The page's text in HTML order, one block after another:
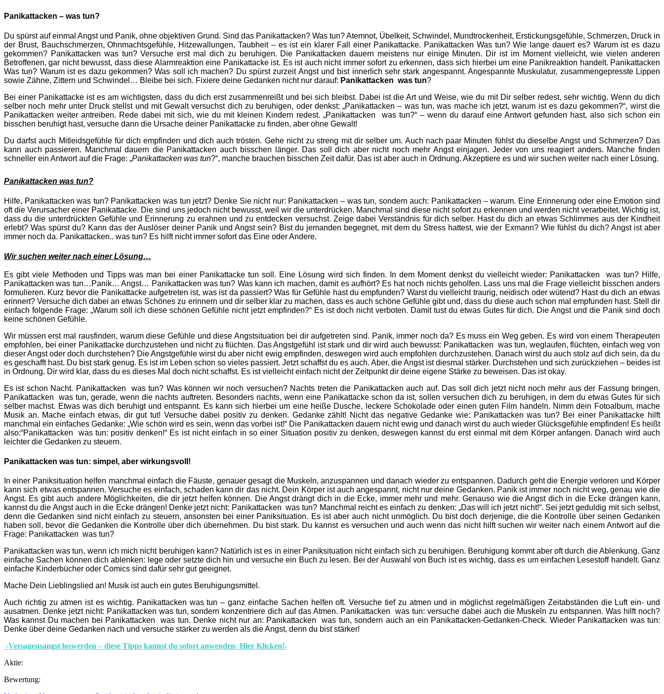
Panikattacken – was tun?
Du spürst auf einmal Angst und Panik, ohne objektiven Grund. Sind das Panikattacken? Was tun? Atemnot, Übelkeit, Schwindel, Mundtrockenheit, Erstickungsgefühle, Schmerzen, Druck in
der Brust, Bauchschmerzen, Ohnmachtsgefühle, Hitzewallungen, Taubheit – es ist ein klarer Fall einer Panikattacke. Panikattacken Was tun? Wie lange dauert es? Warum ist es dazu
gekommen? Panikattacken was tun?Versuche erst mal dich zu beruhigen. Die Panikattacken dauern meistens nur einige Minuten. Dir ist im Moment vielleicht, wie vielen anderen
Betroffenen, gar nicht bewusst, dass diese Alarmreaktion eine Panikattacke ist. Es ist auch nicht immer sofort zu erkennen, dass sich hierbei um eine Panikreaktion handelt. Panikattacken
Was tun? Warum ist es dazu gekommen? Was soll ich machen? Du spürst zurzeit Angst und bist innerlich sehr stark angespannt. Angespannte Muskulatur, zusammengepresste Lippen
sowie Zähne, Zittern und Schwindel… Bleibe bei sich. Fixiere deine Gedanken nicht nur darauf: Panikattacken was tun?
Bei einer Panikattacke ist es am wichtigsten, dass du dich erst zusammenreißt und bei sich bleibst. Dabei ist die Art und Weise, wie du mit Dir selber redest, sehr wichtig. Wenn du dich
selber noch mehr unter Druck stellst und mit Gewalt versuchst dich zu beruhigen, oder denkst: „Panikattacken – was tun, was mache ich jetzt, warum ist es dazu gekommen?“, wirst die
Panikattacken weiter antreiben. Rede dabei mit sich, wie du mit kleinen Kindern redest. „Panikattacken was tun?“ – wenn du darauf eine Antwort gefunden hast, also sich schon ein
bisschen beruhigt hast, versuche dann die Ursache deiner Panikattacke zu finden, aber ohne Gewalt!
Du darfst auch Mitleidsgefühle für dich empfinden und dich auch trösten. Gehe nicht zu streng mit dir selber um. Auch nach paar Minuten fühlst du dieselbe Angst und Schmerzen? Das
kann auch passieren. Manchmal dauern die Panikattacken auch bisschen länger. Das soll dich aber nicht noch mehr Angst einjagen. Jeder von uns reagiert anders. Manche finden
schneller ein Antwort auf die Frage: „Panikattacken was tun?“, manche brauchen bisschen Zeit dafür. Das ist aber auch in Ordnung. Akzeptiere es und wir suchen weiter nach einer Lösung.
Panikattacken was tun?
Hilfe, Panikattacken was tun? Panikattacken was tun jetzt? Denke Sie nicht nur: Panikattacken – was tun, sondern auch: Panikattacken – warum. Eine Erinnerung oder eine Emotion sind
oft die Verursacher einer Panikattacke. Die sind uns jedoch nicht bewusst, weil wir die unterdrücken. Manchmal sind diese nicht sofort zu erkennen und werden nicht verarbeitet. Wichtig ist,
dass du die unterdrückten Gefühle und Erinnerung zu erahnen und zu entdecken versuchst. Zeige dabei Verständnis für dich selber. Hast du dich an etwas Schlimmes aus der Kindheit
erlebt? Was spürst du? Kann das der Auslöser deiner Panik und Angst sein? Bist du jemanden begegnet, mit dem du Stress hattest, wie der Exmann? Wie fühlst du dich? Angst ist aber
immer noch da. Panikattacken.. was tun? Es hilft nicht immer sofort das Eine oder Andere.
Wir suchen weiter nach einer Lösung…
Es gibt viele Methoden und Tipps was man bei einer Panikattacke tun soll. Eine Lösung wird sich finden. In dem Moment denkst du vielleicht wieder: Panikattacken was tun? Hilfe,
Panikattacken was tun…Panik… Angst… Panikattacken was tun? Was kann ich machen, damit es aufhört? Es hat noch nichts geholfen. Lass uns mal die Frage vielleicht bisschen anders
formulieren. Kurz bevor die Panikattacke aufgetreten ist, was ist da passiert? Was für Gefühle hast du empfunden? Warst du vielleicht traurig, neidisch oder wütend? Hast du dich an etwas
erinnert? Versuche dich dabei an etwas Schönes zu erinnern und dir selber klar zu machen, dass es auch schöne Gefühle gibt und, dass du diese auch schon mal empfunden hast. Stell dir
einfach folgende Frage: „Warum soll ich diese schönen Gefühle nicht jetzt empfinden?“ Es ist doch nicht verboten. Damit tust du etwas Gutes für dich. Die Angst und die Panik sind doch
keine schönen Gefühle.
Wir müssen erst mal rausfinden, warum diese Gefühle und diese Angstsituation bei dir aufgetreten sind. Panik, immer noch da? Es muss ein Weg geben. Es wird von einem Therapeuten
empfohlen, bei einer Panikattacke durchzustehen und nicht zu flüchten. Das Angstgefühl ist stark und dir wird auch bewusst: Panikattacken was tun, weglaufen, flüchten, einfach weg von
dieser Angst oder doch durchstehen? Die Angstgefühle wirst du aber nicht ewig empfinden, deswegen wird auch empfohlen durchzustehen. Danach wirst du auch stolz auf dich sein, da du
es geschafft hast. Du bist stark genug. Es ist im Leben schon so vieles passiert. Jetzt schaffst du es auch. Aber, die Angst ist diesmal stärker. Durchstehen und sich zurückziehen – beides ist
in Ordnung. Dir wird klar, dass du es dieses Mal doch nicht schaffst. Es ist vielleicht einfach nicht der Zeitpunkt dir deine eigene Stärke zu beweisen. Das ist okay.
Es ist schon Nacht. Panikattacken was tun? Was können wir noch versuchen? Nachts treten die Panikattacken auch auf. Das soll dich jetzt nicht noch mehr aus der Fassung bringen.
Panikattacken was tun, gerade, wenn die nachts auftreten. Besonders nachts, wenn eine Panikattacke schon da ist, sollen versuchen dich zu beruhigen, in dem du etwas Gutes für sich
selber machst. Etwas was dich beruhigt und entspannt. Es kann sich hierbei um eine heiße Dusche, leckere Schokolade oder einen guten Film handeln. Nimm dein Fotoalbum, mache
Musik an. Mache einfach etwas, dir gut tut! Versuche dabei positiv zu denken. Gedanke zählt! Nicht das negative Gedanke wie: Panikattacken was tun? Bei einer Panikattacke hilft
manchmal ein einfaches Gedanke: „Wie schön wird es sein, wenn das vorbei ist!“ Die Panikattacken dauern nicht ewig und danach wirst du auch wieder Glücksgefühle empfinden! Es heißt
also:“Panikattacken was tun: positiv denken!“ Es ist nicht einfach in so einer Situation positiv zu denken, deswegen kannst du erst einmal mit dem Körper anfangen. Danach wird auch
leichter die Gedanken zu steuern.
Panikattacken was tun: simpel, aber wirkungsvoll!
In einer Paniksituation helfen manchmal einfach die Fäuste, genauer gesagt die Muskeln, anzuspannen und danach wieder zu entspannen. Dadurch geht die Energie verloren und Körper
kann sich etwas entspannen. Versuche es einfach, schaden kann dir das nicht. Dein Körper ist auch angespannt, nicht nur deine Gedanken. Panik ist immer noch nicht weg, genau wie die
Angst. Es gibt auch andere Möglichkeiten, die dir jetzt helfen können. Die Angst drängt dich in die Ecke, immer mehr und mehr. Genauso wie die Angst dich in die Ecke drängen kann,
kannst du die Angst auch in die Ecke drängen! Denke jetzt nicht: Panikattacken was tun? Manchmal reicht es einfach zu denken: „Das will ich jetzt nicht!“. Sei jetzt geduldig mit sich selbst,
denn die Gedanken sind nicht einfach zu steuern, ansonsten bei einer Paniksituation. Es ist aber auch nicht unmöglich. Du bist doch derjenige, die die Kontrolle über seinen Gedanken
haben soll, bevor die Gedanken die Kontrolle über dich übernehmen. Du bist stark. Du kannst es versuchen und auch wenn das nicht hilft suchen wir weiter nach einem Antwort auf die
Frage: Panikattacken was tun?
Panikattacken was tun, wenn ich mich nicht beruhigen kann? Natürlich ist es in einer Paniksituation nicht einfach sich zu beruhigen. Beruhigung kommt aber oft durch die Ablenkung. Ganz
einfache Sachen können dich ablenken: lege oder setzte dich hin und versuche ein Buch zu lesen. Bei der Auswahl von Buch ist es wichtig, dass es um einfachen Lesestoff handelt. Ganz
einfache Kinderbücher oder Comics sind dafür sehr gut geeignet.
Mache Dein Lieblingslied an! Musik ist auch ein gutes Beruhigungsmittel.
Auch richtig zu atmen ist es wichtig. Panikattacken was tun – ganz einfache Sachen helfen oft. Versuche tief zu atmen und in möglichst regelmäßigen Zeitabständen die Luft ein- und
ausatmen. Denke jetzt nicht: Panikattacken was tun, sondern konzentriere dich auf das Atmen. Panikattacken was tun: versuche dabei auch die Muskeln zu entspannen. Was hilft noch?
Was kannst Du machen bei Panikattacken was tun. Denke nicht nur an: Panikattacken was tun, sondern auch an ein Panikattacken-Gedanken-Check. Wieder Panikattacken was tun:
Denke über deine Gedanken nach und versuche stärker zu werden als die Angst, denn du bist stärker!
-Versagensangst loswerden – diese Tipps kannst du sofort anwenden- Hier Klicken!-
Aktie:
Bewertung: